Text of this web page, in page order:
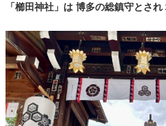
「櫛田神社」は 博多の総鎮守とさ